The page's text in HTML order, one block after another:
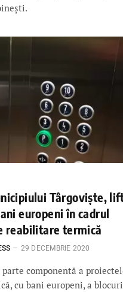
Târgoviște,
europeni în cadrul
reabilitare termică
29 DECEMBRIE 2020
componentă a
cu bani europeni, a